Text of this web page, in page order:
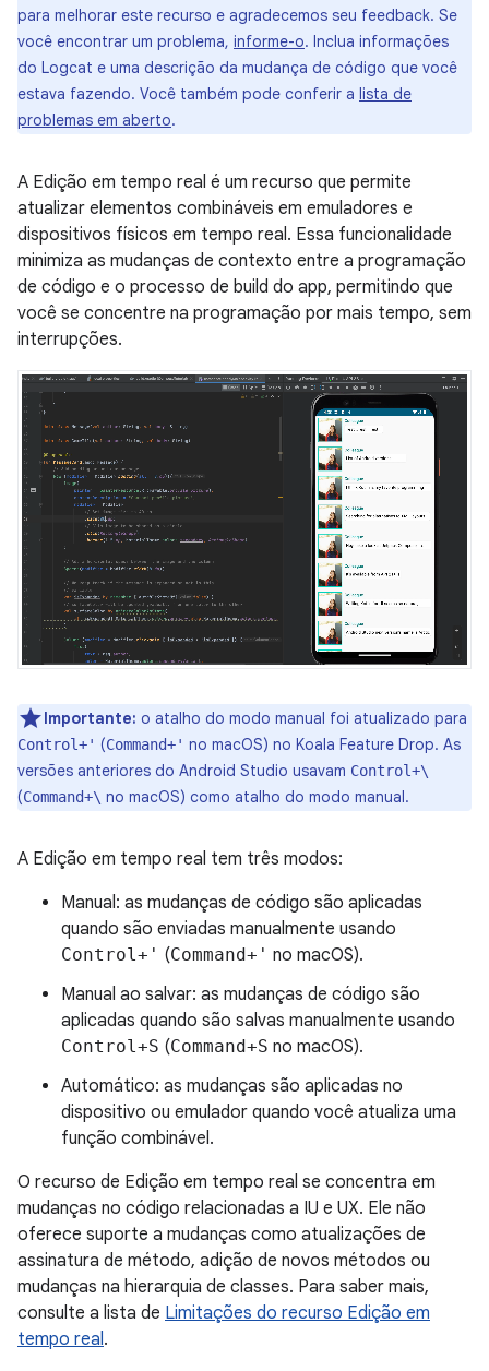
para melhorar este recurso e agradecemos seu feedback. Se
você encontrar um problema, informe-o. Inclua informações
do Logcat e uma descrição da mudança de código que você
estava fazendo. Você também pode conferir a lista de
problemas em aberto.
A Edição em tempo real é um recurso que permite
atualizar elementos combináveis em emuladores e
dispositivos físicos em tempo real. Essa funcionalidade
minimiza as mudanças de contexto entre a programação
de código e o processo de build do app, permitindo que
você se concentre na programação por mais tempo, sem
interrupções.
Importante: o atalho do modo manual foi atualizado para
Control+' (Command+' no macOS) no Koala Feature Drop. As
versões anteriores do Android Studio usavam Control+\
(Command+\ no macOS) como atalho do modo manual.
A Edição em tempo real tem três modos:
Manual: as mudanças de código são aplicadas
quando são enviadas manualmente usando
Control+' (Command+' no macOS).
Manual ao salvar: as mudanças de código são
aplicadas quando são salvas manualmente usando
Control+S (Command+S no macOS).
Automático: as mudanças são aplicadas no
dispositivo ou emulador quando você atualiza uma
função combinável.
O recurso de Edição em tempo real se concentra em
mudanças no código relacionadas a IU e UX. Ele não
oferece suporte a mudanças como atualizações de
assinatura de método, adição de novos métodos ou
mudanças na hierarquia de classes. Para saber mais,
consulte a lista de Limitações do recurso Edição em
tempo real.